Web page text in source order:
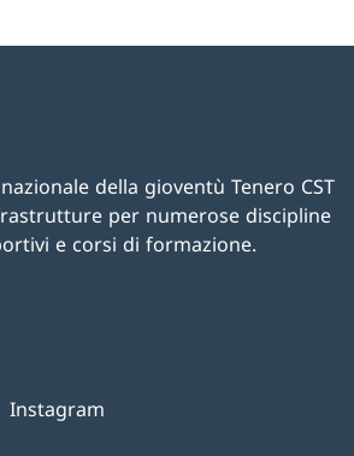
della gioventù Tenero CST
per numerose discipline
e corsi di formazione.
Instagram